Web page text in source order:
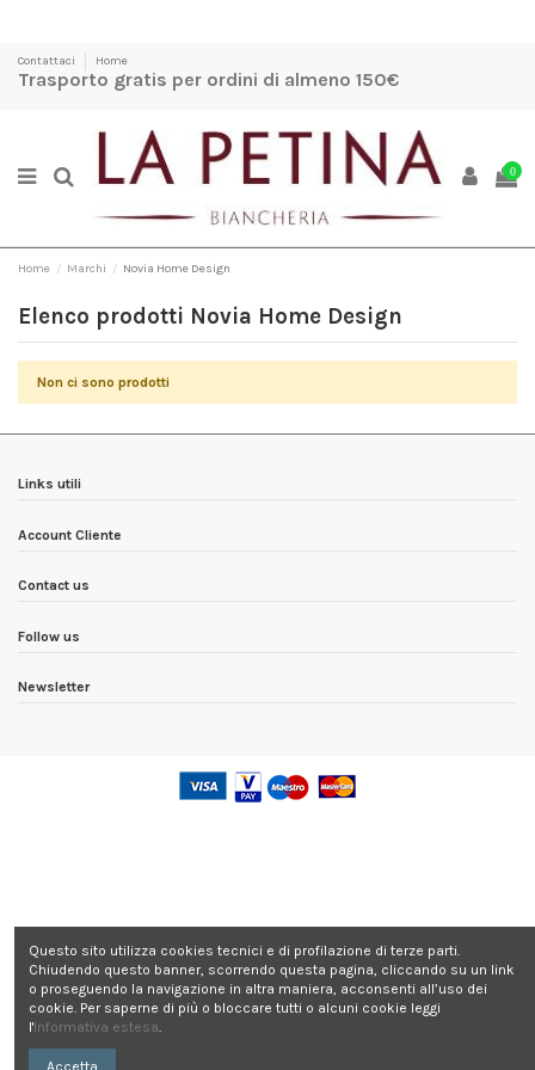
Contattaci Home
Trasporto gratis per ordini di almeno 150€
0
Home Marchi Novia Home Design
Elenco prodotti Novia Home Design
Non ci sono prodotti
Links utili
Account Cliente
Contact us
Follow us
Newsletter
Questo sito utilizza cookies tecnici e di profilazione di terze parti.
Chiudendo questo banner, scorrendo questa pagina, cliccando su un link
o proseguendo la navigazione in altra maniera, acconsenti all’uso dei
cookie. Per saperne di più o bloccare tutti o alcuni cookie leggi
l'Informativa estesa.
Accetta